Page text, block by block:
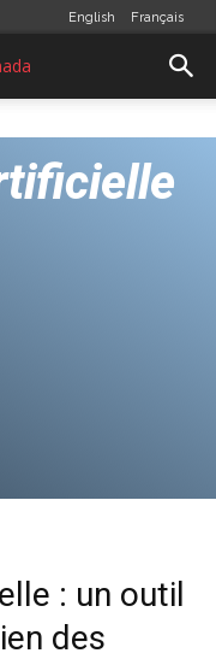
English Français
: un outil
des